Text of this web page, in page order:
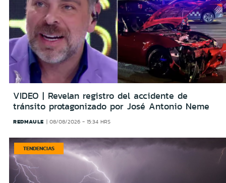
VIDEO | Revelan registro del accidente de
tránsito protagonizado por José Antonio Neme
REDMAULE 08/08/2026 - 15:34 HRS
TENDENCIAS